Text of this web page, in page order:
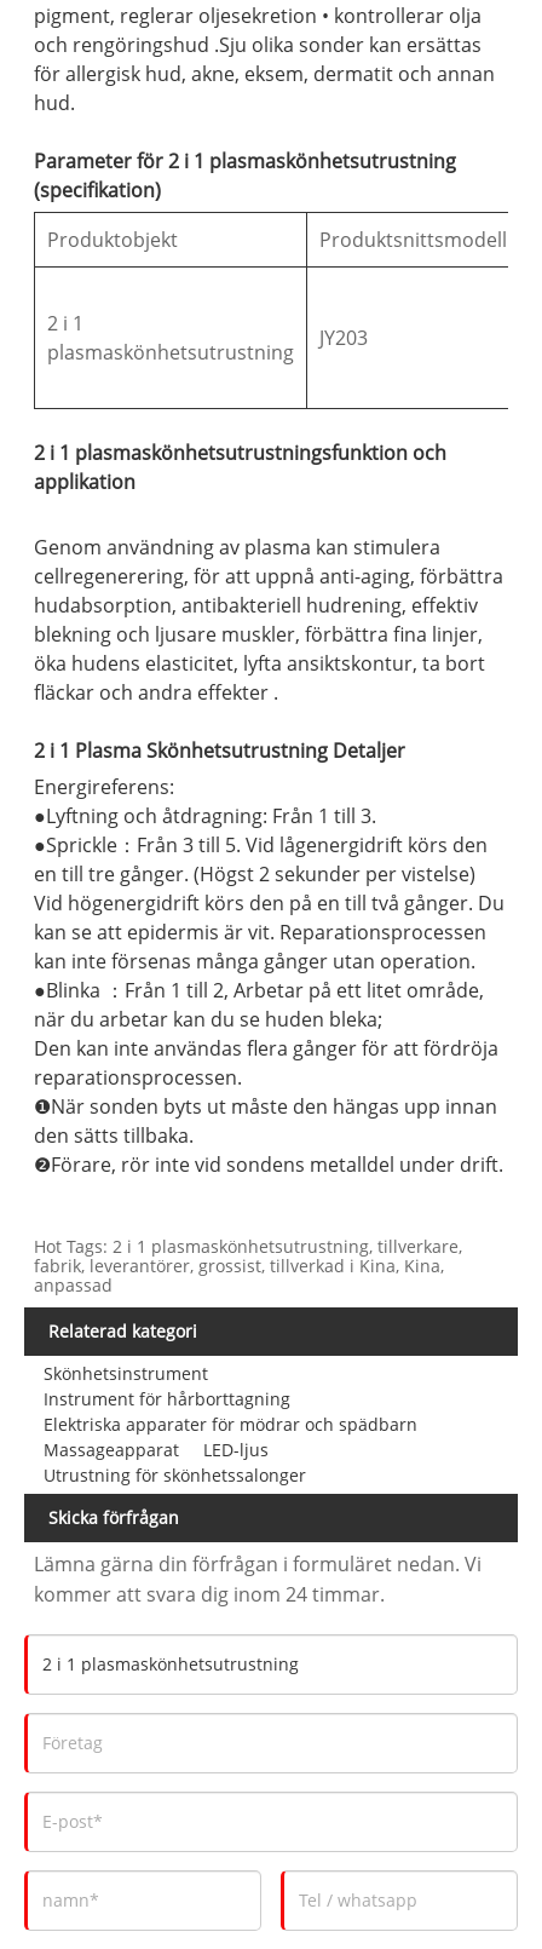
pigment, reglerar oljesekretion • kontrollerar olja
och rengöringshud .Sju olika sonder kan ersättas
för allergisk hud, akne, eksem, dermatit och annan
hud.
Parameter för 2 i 1 plasmaskönhetsutrustning
(specifikation)
Produktobjekt
Produktsnittsmodell
2 i 1
plasmaskönhetsutrustning
JY203
2 i 1 plasmaskönhetsutrustningsfunktion och
applikation
Genom användning av plasma kan stimulera
cellregenerering, för att uppnå anti-aging, förbättra
hudabsorption, antibakteriell hudrening, effektiv
blekning och ljusare muskler, förbättra fina linjer,
öka hudens elasticitet, lyfta ansiktskontur, ta bort
fläckar och andra effekter .
2 i 1 Plasma Skönhetsutrustning Detaljer
Energireferens:
●Lyftning och åtdragning: Från 1 till 3.
●Sprickle：Från 3 till 5. Vid lågenergidrift körs den
en till tre gånger. (Högst 2 sekunder per vistelse)
Vid högenergidrift körs den på en till två gånger. Du
kan se att epidermis är vit. Reparationsprocessen
kan inte försenas många gånger utan operation.
●Blinka ：Från 1 till 2, Arbetar på ett litet område,
när du arbetar kan du se huden bleka;
Den kan inte användas flera gånger för att fördröja
reparationsprocessen.
❶När sonden byts ut måste den hängas upp innan
den sätts tillbaka.
❷Förare, rör inte vid sondens metalldel under drift.
Hot Tags: 2 i 1 plasmaskönhetsutrustning, tillverkare,
fabrik, leverantörer, grossist, tillverkad i Kina, Kina,
anpassad
Relaterad kategori
Skönhetsinstrument
Instrument för hårborttagning
Elektriska apparater för mödrar och spädbarn
Massageapparat
LED-ljus
Utrustning för skönhetssalonger
Skicka förfrågan
Lämna gärna din förfrågan i formuläret nedan. Vi
kommer att svara dig inom 24 timmar.